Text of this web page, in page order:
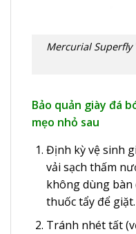
Mercurial Superfly
Bảo quản giày đá
mẹo nhỏ sau
Định kỳ vệ sinh
vải sạch thấm
không dùng bàn
thuốc tẩy để giặt.
Tránh nhét tất